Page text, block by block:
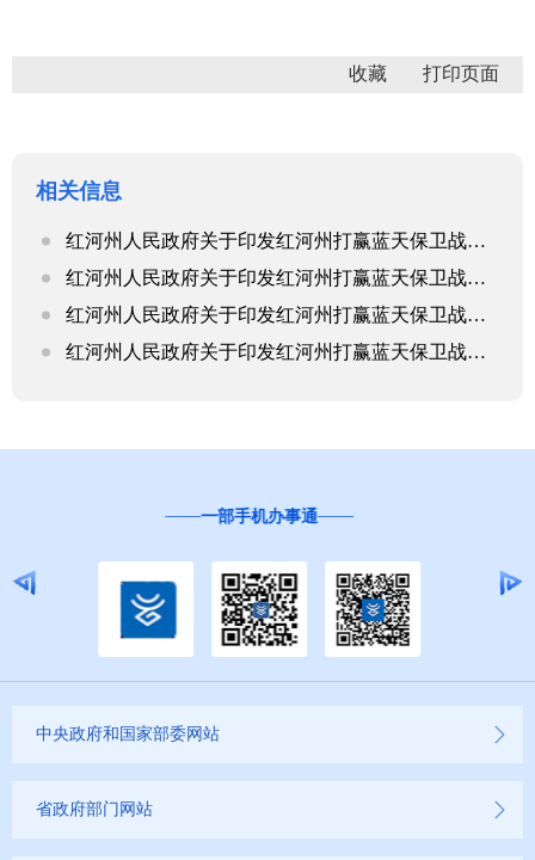
收藏
相关信息
红河州人民政府关于印发红河州打赢蓝天保卫战三年行动计划实施方案的通知
红河州人民政府关于印发红河州打赢蓝天保卫战三年行动计划实施方案的通知
红河州人民政府关于印发红河州打赢蓝天保卫战三年行动计划实施方案的通知
红河州人民政府关于印发红河州打赢蓝天保卫战三年行动计划实施方案的通知
“互联网+督查”
中央政府和国家部委网站
省政府部门网站